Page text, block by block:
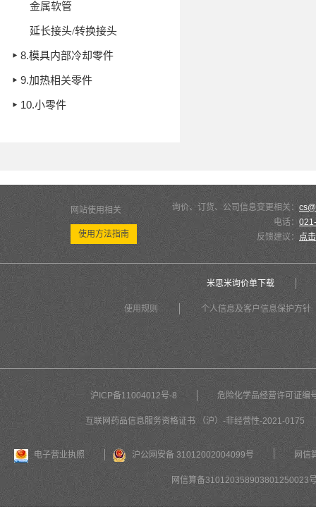
金属软管
延长接头/转换接头
8.模具内部冷却零件
9.加热相关零件
10.小零件